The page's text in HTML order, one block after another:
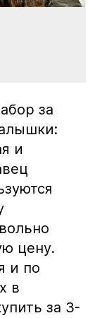
за
и
цену.
и по
в
за 3-